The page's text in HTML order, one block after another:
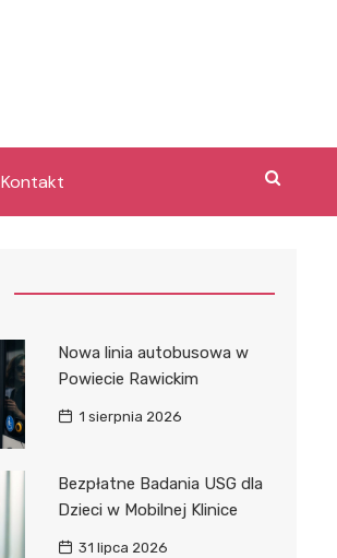
Kontakt
Nowa linia autobusowa w
Powiecie Rawickim
1 sierpnia 2026
Bezpłatne Badania USG dla
Dzieci w Mobilnej Klinice
31 lipca 2026